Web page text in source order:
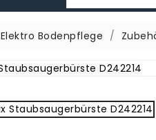
Elektro Bodenpflege